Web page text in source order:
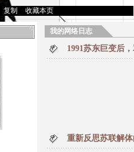
复制 收藏本页
我的网络日志
1991苏东巨变后
重新反思苏联解